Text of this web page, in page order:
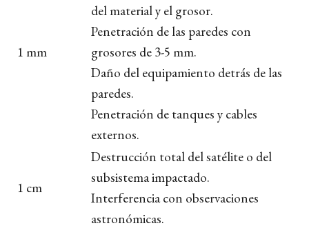
1 mm
del material y el grosor.
Penetración de las paredes con
grosores de 3-5 mm.
Daño del equipamiento detrás de las
paredes.
Penetración de tanques y cables
externos.
1 cm
Destrucción total del satélite o del
subsistema impactado.
Interferencia con observaciones
astronómicas.